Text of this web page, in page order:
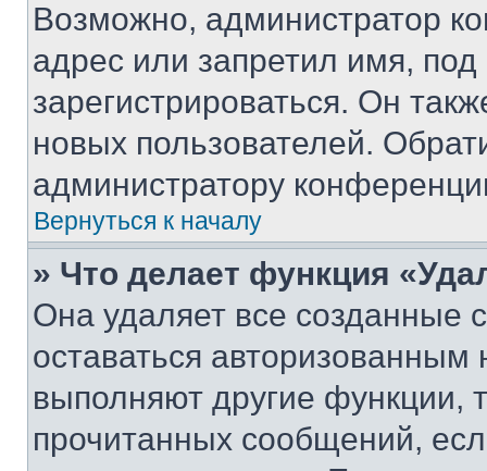
Возможно, администратор
адрес или запретил имя,
зарегистрироваться. Он
новых пользователей.
администратору
Вернуться к началу
» Что делает функция
Она удаляет все созданные
оставаться
выполняют другие функции,
прочитанных сообщений,